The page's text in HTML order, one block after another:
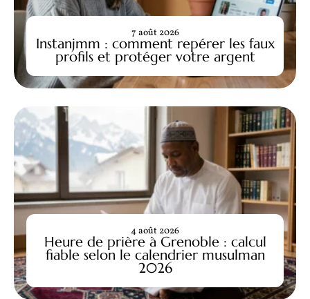
Instanjmm : comment repérer les faux
profils et protéger votre argent
7 août 2026
Heure de prière à Grenoble : calcul
fiable selon le calendrier musulman
2026
4 août 2026